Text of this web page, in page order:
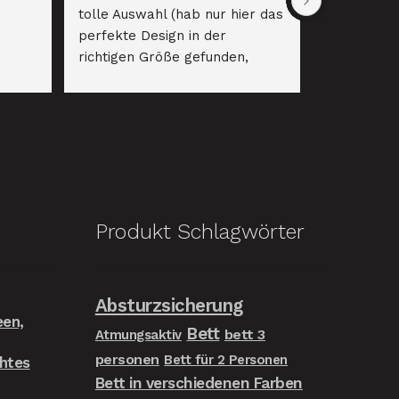
tolle Auswahl (hab nur hier das
perfekte Design in der
richtigen Größe gefunden,
Produkt Schlagwörter
Absturzsicherung
Atmungsaktiv Bett bett 3
personen Bett für 2 Personen
Bett in verschiedenen Farben